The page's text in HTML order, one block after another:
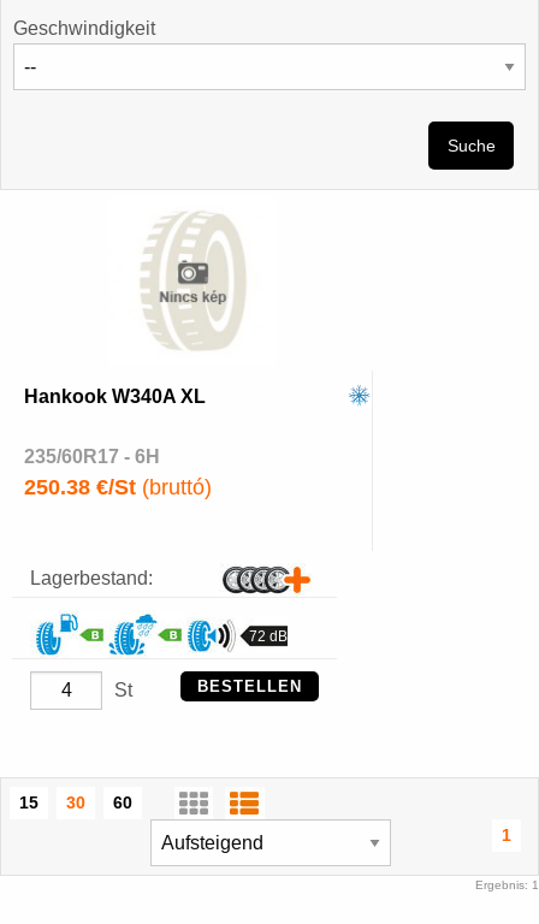
Geschwindigkeit
Suche
Hankook W340A XL
235/60R17 - 6H
250.38 €/St (bruttó)
Lagerbestand:
72 dB
St BESTELLEN
15 30
60
1
Ergebnis: 1